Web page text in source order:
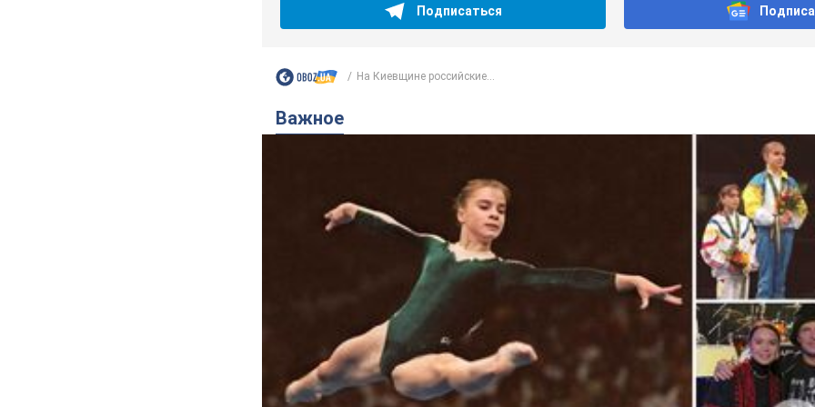
Подписаться
На Киевщине российские...
Важное